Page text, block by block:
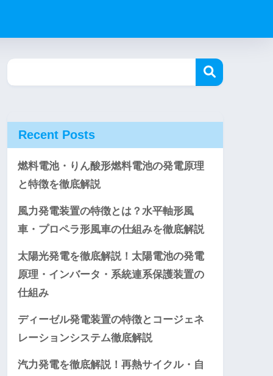
Recent Posts
燃料電池・りん酸形燃料電池の発電原理
と特徴を徹底解説
風力発電装置の特徴とは？水平軸形風
車・プロペラ形風車の仕組みを徹底解説
太陽光発電を徹底解説！太陽電池の発電
原理・インバータ・系統連系保護装置の
仕組み
ディーゼル発電装置の特徴とコージェネ
レーションシステム徹底解説
汽力発電を徹底解説！再熱サイクル・自